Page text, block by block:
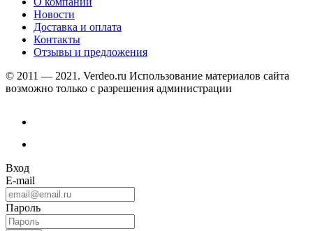
Новости
Доставка и оплата
Контакты
Отзывы и предложения
© 2011 — 2021. Verdeo.ru Использование материалов сайта
возможно только с разрешения администрации
Вход
E-mail
Пароль